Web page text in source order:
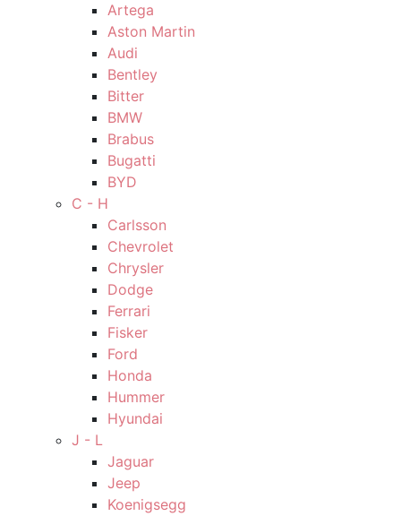
Artega
Aston Martin
Audi
Bentley
Bitter
BMW
Brabus
Bugatti
BYD
C - H
Carlsson
Chevrolet
Chrysler
Dodge
Ferrari
Fisker
Ford
Honda
Hummer
Hyundai
J - L
Jaguar
Jeep
Koenigsegg